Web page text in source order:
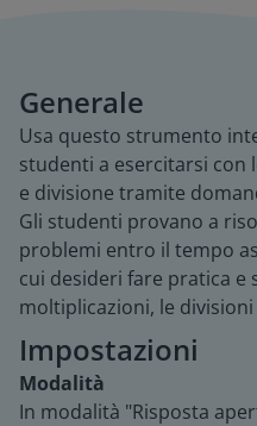
Generale
Usa questo strumento
studenti a esercitarsi con
e divisione tramite
Gli studenti provano a
problemi entro il tempo
cui desideri fare pratica e
moltiplicazioni, le
Impostazioni
Modalità
In modalità "Risposta